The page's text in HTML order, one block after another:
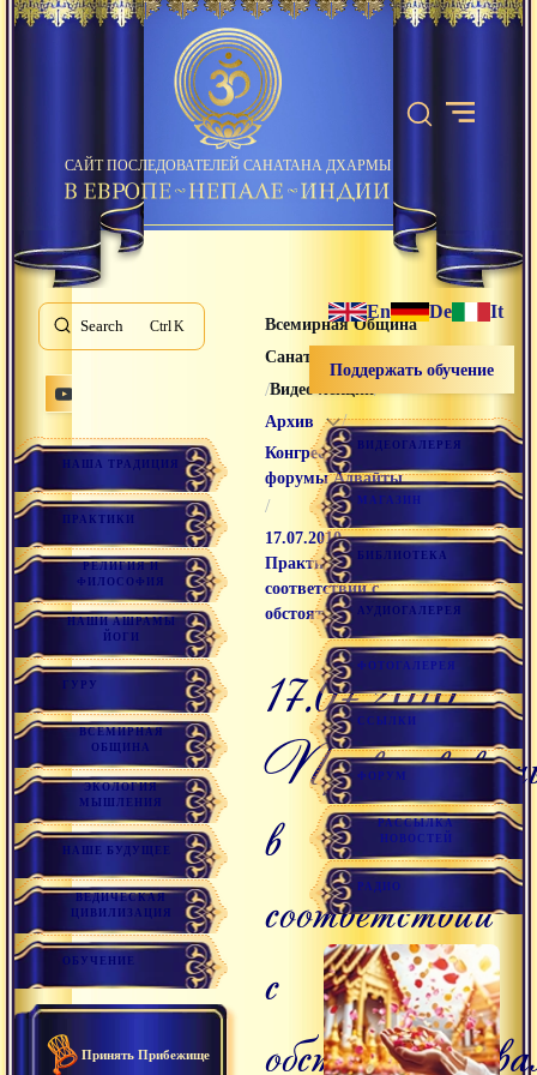
САЙТ ПОСЛЕДОВАТЕЛЕЙ САНАТАНА ДХАРМЫ
Search K
НАША ТРАДИЦИЯ
ПРАКТИКИ
РЕЛИГИЯ И
ФИЛОСОФИЯ
НАШИ АШРАМЫ
ЙОГИ
ГУРУ
ВСЕМИРНАЯ
ОБЩИНА
ЭКОЛОГИЯ
МЫШЛЕНИЯ
НАШЕ БУДУЩЕЕ
ВЕДИЧЕСКАЯ
ЦИВИЛИЗАЦИЯ
ОБУЧЕНИЕ
Принять Прибежище
Всемирная Община
Санатана Дхармы
/Видео лекции/
Архив /
Конгрессы и
форумы Адвайты
/
17.07.2010
Практиковать в
соответствии с
обстоятельствами
17.07.2010
в
соответствии
с
En De It
Поддержать обучение
ВИДЕОГАЛЕРЕЯ
МАГАЗИН
БИБЛИОТЕКА
АУДИОГАЛЕРЕЯ
ФОТОГАЛЕРЕЯ
ССЫЛКИ
ФОРУМ
РАССЫЛКА
НОВОСТЕЙ
РАДИО